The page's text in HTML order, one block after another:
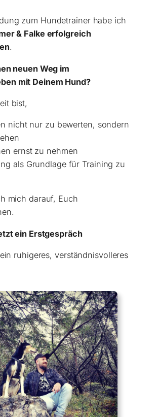
zum Hundetrainer habe ich
& Falke erfolgreich
.
neuen Weg im
mit Deinem Hund?
bist,
nicht nur zu bewerten, sondern
ernst zu nehmen
als Grundlage für Training zu
mich darauf, Euch
ein Erstgespräch
ruhigeres, verständnisvolleres